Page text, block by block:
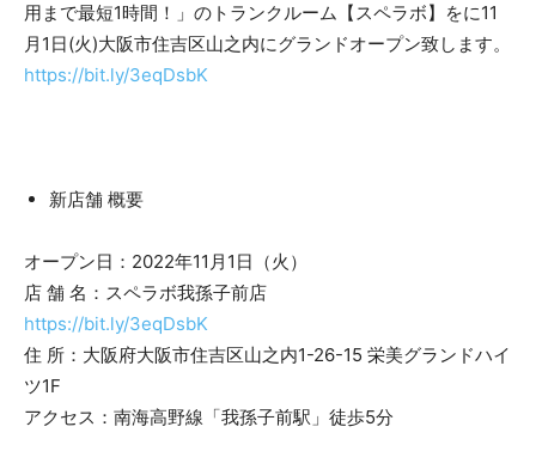
用まで最短1時間！」のトランクルーム【スペラボ】をに11
月1日(火)大阪市住吉区山之内にグランドオープン致します。
https://bit.ly/3eqDsbK
新店舗 概要
オープン日：2022年11月1日（火）
店 舗 名：スペラボ我孫子前店
https://bit.ly/3eqDsbK
住 所：大阪府大阪市住吉区山之内1-26-15 栄美グランドハイ
ツ1F
アクセス：南海高野線「我孫子前駅」徒歩5分